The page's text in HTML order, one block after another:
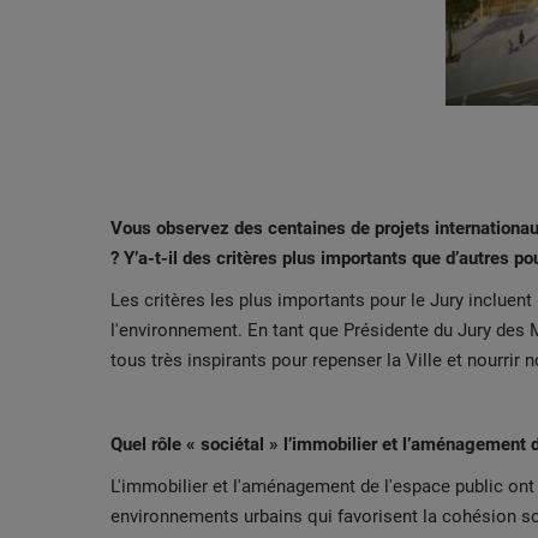
Vous observez des centaines de projets
? Y’a-t-il des critères plus importants que d’autres
Les critères les plus importants pour le Jury
l'environnement. En tant que Présidente du Jury
tous très inspirants pour repenser la Ville et nourrir
Quel rôle « sociétal » l’immobilier et
L'immobilier et l'aménagement de l'espace public
environnements urbains qui favorisent la cohésion